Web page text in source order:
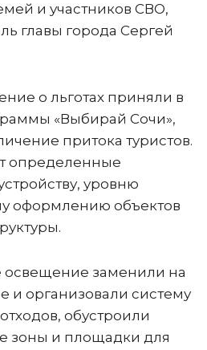
и участников СВО,
главы города Сергей
о льготах приняли в
«Выбирай Сочи»,
притока туристов.
определенные
уровню
оформлению объектов
заменили на
и организовали систему
обустроили
зоны и площадки для